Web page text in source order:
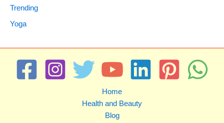
Trending
Yoga
Home
Health and Beauty
Blog